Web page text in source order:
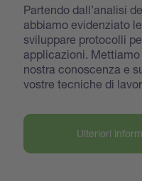
Partendo dall’analisi
abbiamo evidenziato
sviluppare protocolli
applicazioni.
nostra conoscenza e
vostre tecniche di
Ulteriori